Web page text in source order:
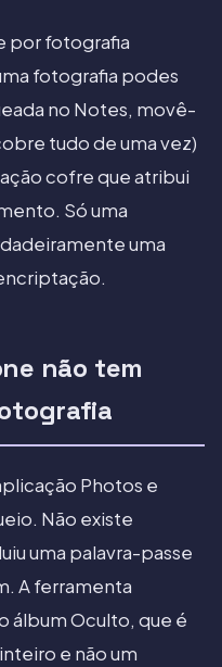
por fotografia
fotografia podes
no Notes, movê-
tudo de uma vez)
cofre que atribui
Só uma
uma
não tem
Photos e
Não existe
uma palavra-passe
A ferramenta
álbum Oculto, que é
e não um